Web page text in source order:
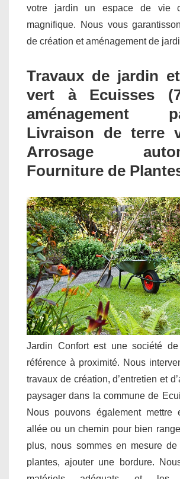
votre jardin un espace de vie
magnifique. Nous vous
de création et aménagement de
Travaux de jardin
vert à Ecuisses
aménagement
Livraison de terre
Arrosage
Fourniture de
Jardin Confort est une société
référence à proximité. Nous
travaux de création, d’entretien et
paysager dans la commune de
Nous pouvons également mettre
allée ou un chemin pour bien
plus, nous sommes en mesure
plantes, ajouter une bordure.